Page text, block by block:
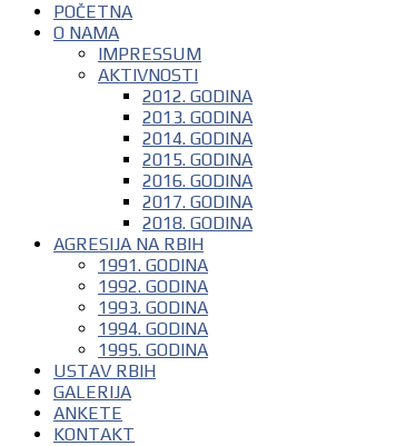
POČETNA
O NAMA
IMPRESSUM
AKTIVNOSTI
2012. GODINA
2013. GODINA
2014. GODINA
2015. GODINA
2016. GODINA
2017. GODINA
2018. GODINA
AGRESIJA NA RBIH
1991. GODINA
1992. GODINA
1993. GODINA
1994. GODINA
1995. GODINA
USTAV RBIH
GALERIJA
ANKETE
KONTAKT